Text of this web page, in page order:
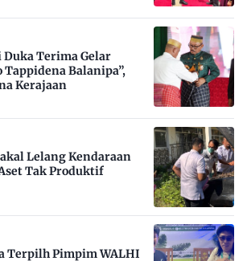
Terima Gelar
Tappidena Balanipa”,
Kerajaan
Lelang Kendaraan
Tak Produktif
Terpilh Pimpim WALHI